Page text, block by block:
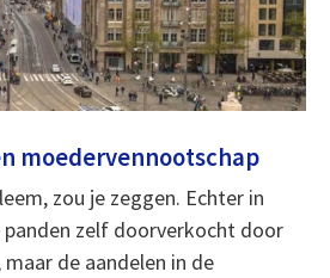
moedervennootschap
zou je zeggen. Echter in
panden zelf doorverkocht door
de aandelen in de